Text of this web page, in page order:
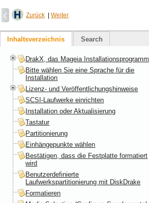
Zurück Weiter
Inhaltsverzeichnis Search
DrakX, das Mageia Installationsprogramm
Bitte wählen Sie eine Sprache für die
Installation
Lizenz- und Veröffentlichungshinweise
SCSI-Laufwerke einrichten
Installation oder Aktualisierung
Tastatur
Partitionierung
Einhängepunkte wählen
Bestätigen, dass die Festplatte formatiert
wird
Benutzerdefinierte
Laufwerkspartitionierung mit DiskDrake
Formatieren